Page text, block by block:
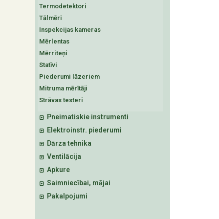
Termodetektori
Tālmēri
Inspekcijas kameras
Mērlentas
Mērriteņi
Statīvi
Piederumi lāzeriem
Mitruma mērītāji
Strāvas testeri
Pneimatiskie instrumenti
Elektroinstr. piederumi
Dārza tehnika
Ventilācija
Apkure
Saimniecībai, mājai
Pakalpojumi